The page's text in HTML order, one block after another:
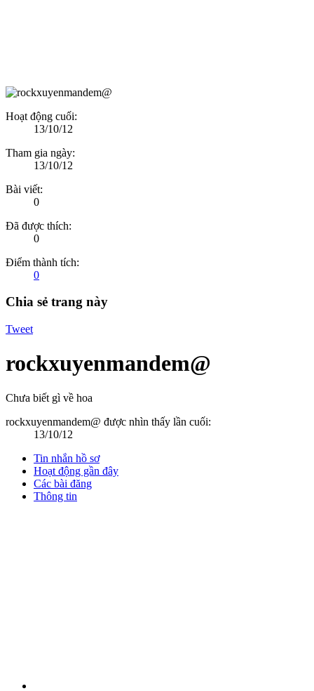
Hoạt động cuối:
13/10/12
Tham gia ngày:
13/10/12
Bài viết:
0
Đã được thích:
0
Điểm thành tích:
0
Chia sẻ trang này
Tweet
rockxuyenmandem@
Chưa biết gì về hoa
rockxuyenmandem@ được nhìn thấy lần cuối:
13/10/12
Tin nhắn hồ sơ
Hoạt động gần đây
Các bài đăng
Thông tin